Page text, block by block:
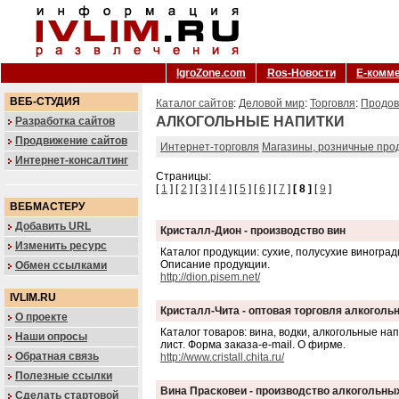
IgroZone.com Ros-Новости Е-
ВЕБ-СТУДИЯ
Разработка сайтов
Продвижение сайтов
Интернет-консалтинг
ВЕБМАСТЕРУ
Добавить URL
Изменить ресурс
Обмен ссылками
IVLIM.RU
О проекте
Наши опросы
Обратная связь
Полезные ссылки
Сделать стартовой
Каталог сайтов: Деловой мир: Торговля:
АЛКОГОЛЬНЫЕ НАПИТКИ
Интернет-торговля Магазины, розничные
Страницы:
[ 1 ] [2 ] [3 ] [4 ] [5 ] [6 ] [7 ] [ 8 ] [9 ]
Кристалл-Дион - производство вин
Каталог продукции: сухие, полусухие
Описание продукции.
http://dion.pisem.net/
Кристалл-Чита - оптовая торговля
Каталог товаров: вина, водки, алкогольные
лист. Форма заказа-e-mail. О фирме.
http://www.cristall.chita.ru/
Вина Прасковеи - производство